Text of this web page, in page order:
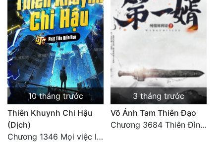
10 tháng trước
Thiên Khuynh Chi Hậu
(Dịch)
Chương 1346 Mọi việc lấy tất - Đại Kết Cục (2)
3 tháng trước
Võ Ánh Tam Thiên Đạo
Chương 3684 Thiên Đình vun trồng